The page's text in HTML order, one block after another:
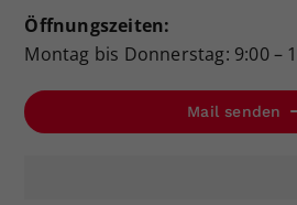
Öffnungszeiten:
Montag bis Donnerstag: 9:00 –
Mail senden